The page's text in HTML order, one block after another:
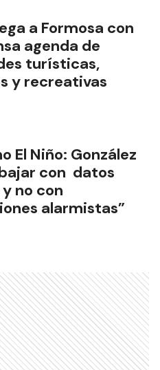
a Formosa con
agenda de
turísticas,
y recreativas
El Niño: González
con datos
no con
alarmistas”